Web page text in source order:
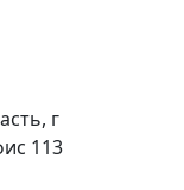
г
113